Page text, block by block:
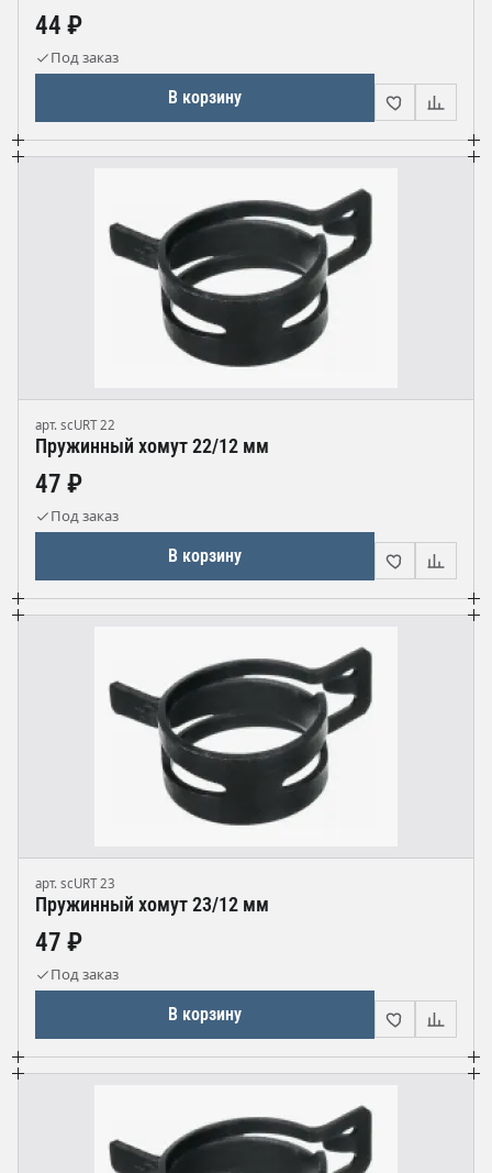
44 ₽
Под заказ
В корзину
арт. scURT 22
Пружинный хомут 22/12 мм
47 ₽
Под заказ
В корзину
арт. scURT 23
Пружинный хомут 23/12 мм
47 ₽
Под заказ
В корзину